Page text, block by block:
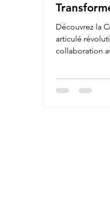
Aventure
Découvrez la
articulé
collaboration